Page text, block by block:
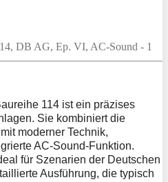
114 ist ein präzises
Sie kombiniert die
moderner Technik,
AC-Sound-Funktion.
für Szenarien der Deutschen
Ausführung, die typisch